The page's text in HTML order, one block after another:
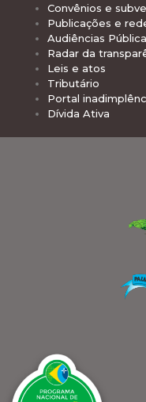
Convênios e
Publicações e
Audiências
Radar da
Leis e atos
Tributário
Portal
Dívida Ativa